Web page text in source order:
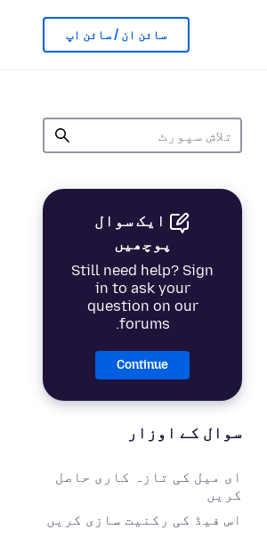
سائن ان / سائن اپ
ایک سوال
پوچھیں
Still need help? Sign
in to ask your
question on our
forums.
Continue
سوال کے اوزار
ای میل کی تازہ کاری حاصل
کریں
اس فیڈ کی رکنیت سازی کریں